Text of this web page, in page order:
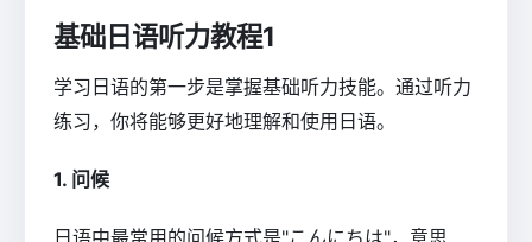
基础日语听力教程1
学习日语的第一步是掌握基础听力技能。通过听力
练习，你将能够更好地理解和使用日语。
1. 问候